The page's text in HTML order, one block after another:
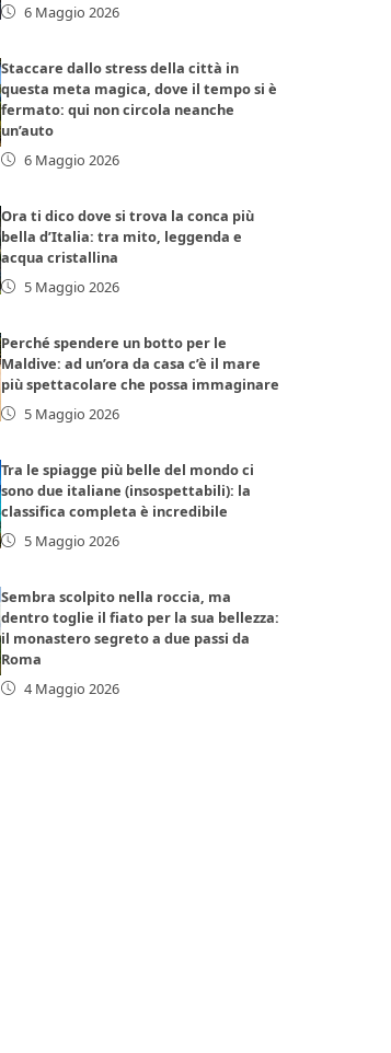
6 Maggio 2026
Staccare dallo stress della città in
questa meta magica, dove il tempo si è
fermato: qui non circola neanche
un’auto
6 Maggio 2026
Ora ti dico dove si trova la conca più
bella d’Italia: tra mito, leggenda e
acqua cristallina
5 Maggio 2026
Perché spendere un botto per le
Maldive: ad un’ora da casa c’è il mare
più spettacolare che possa immaginare
5 Maggio 2026
Tra le spiagge più belle del mondo ci
sono due italiane (insospettabili): la
classifica completa è incredibile
5 Maggio 2026
Sembra scolpito nella roccia, ma
dentro toglie il fiato per la sua bellezza:
il monastero segreto a due passi da
Roma
4 Maggio 2026